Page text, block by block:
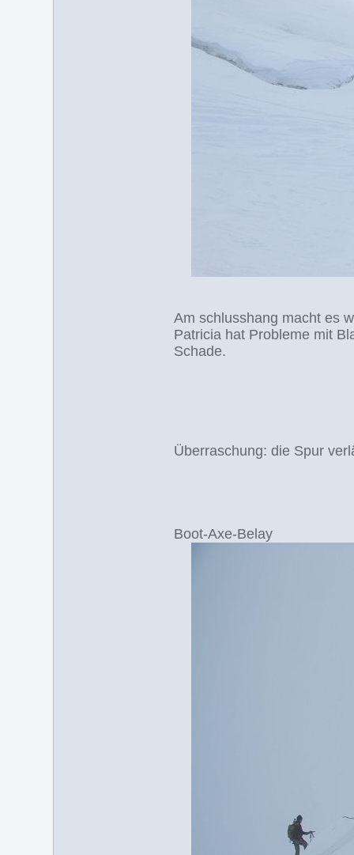
Am schlusshang macht es
Patricia hat Probleme mit
Schade.
Überraschung: die Spur
Boot-Axe-Belay